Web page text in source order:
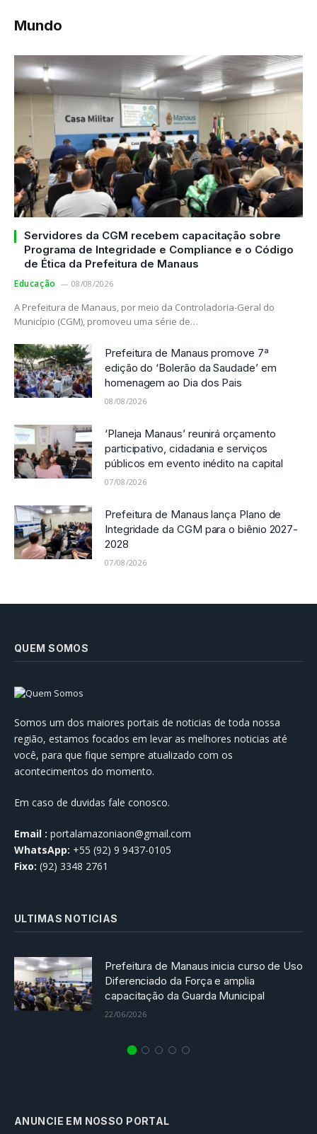
Mundo
Servidores da CGM recebem capacitação sobre
Programa de Integridade e Compliance e o Código
de Ética da Prefeitura de Manaus
Educação 08/08/2026
A Prefeitura de Manaus, por meio da Controladoria-Geral do
Município (CGM), promoveu uma série de…
Prefeitura de Manaus promove 7ª
edição do ‘Bolerão da Saudade’ em
homenagem ao Dia dos Pais
08/08/2026
‘Planeja Manaus’ reunirá orçamento
participativo, cidadania e serviços
públicos em evento inédito na capital
07/08/2026
Prefeitura de Manaus lança Plano de
Integridade da CGM para o biênio 2027-
2028
07/08/2026
QUEM SOMOS
Somos um dos maiores portais de noticias de toda nossa
região, estamos focados em levar as melhores noticias até
você, para que fique sempre atualizado com os
acontecimentos do momento.
Em caso de duvidas fale conosco.
Email : portalamazoniaon@gmail.com
WhatsApp: +55 (92) 9 9437-0105
Fixo: (92) 3348 2761
ULTIMAS NOTICIAS
Prefeitura de Manaus inicia curso de Uso
Diferenciado da Força e amplia
capacitação da Guarda Municipal
22/06/2026
ANUNCIE EM NOSSO PORTAL